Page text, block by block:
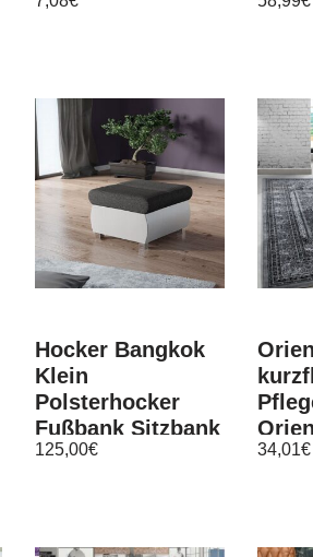
Germany,
Hocker Bangkok
Klein
Polsterhocker
Fußbank Sitzbank
Pouf
125,00€ 34,01€